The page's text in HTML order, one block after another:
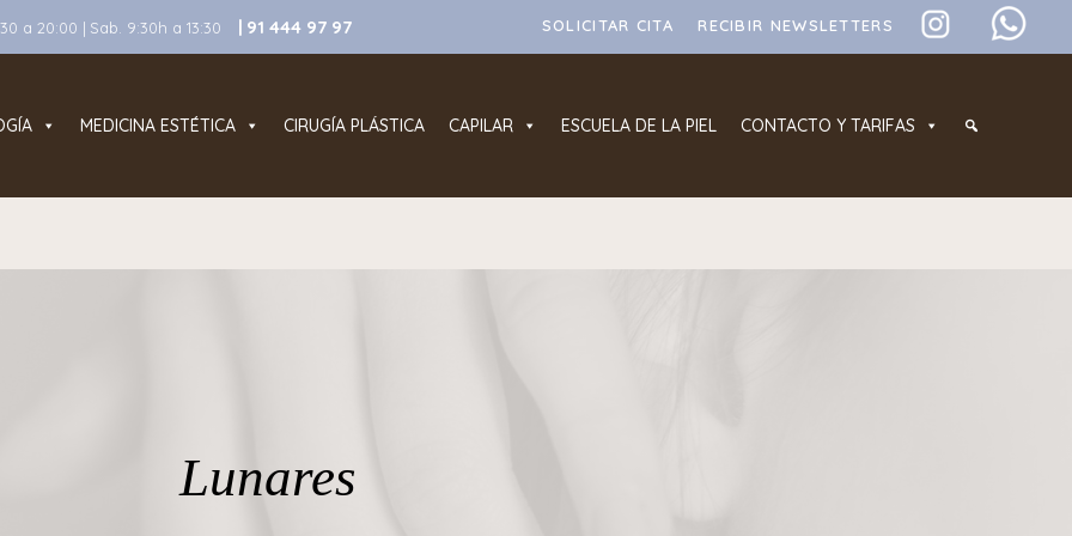
a 20:00 | Sab. 9:30h a 13:30 | 91 444 97 97 SOLICITAR CITA RECIBIR NEWSLETTERS
MEDICINA ESTÉTICA CIRUGÍA PLÁSTICA CAPILAR ESCUELA DE LA PIEL CONTACTO Y TARIFAS
Lunares